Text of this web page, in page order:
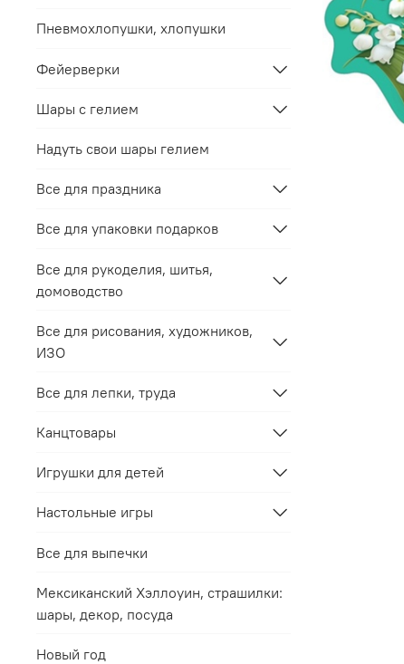
Пневмохлопушки, хлопушки
Фейерверки
Шары с гелием
Надуть свои шары гелием
Все для праздника
Все для упаковки подарков
Все для рукоделия, шитья,
домоводство
Все для рисования, художников,
ИЗО
Все для лепки, труда
Канцтовары
Игрушки для детей
Настольные игры
Все для выпечки
Мексиканский Хэллоуин, страшилки:
шары, декор, посуда
Новый год